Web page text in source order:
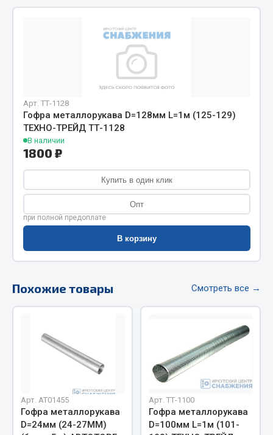
Соединительные элементы
Адаптеры и переходники
Тройники
Трубки, муфты, гайки
Угольники
Фитинги
Штуцеры
Весь раздел
Автомобильный инструмент
Измерительный инструмент
Режущий инструмент
Силовое оборудование
Слесарный инструмент
Столярный инструмент
Показать ещё
Арт. ТТ-1128
Гофра металлорукава D=128мм L=1м (125-129)
ТЕХНО-ТРЕЙД ТТ-1128
В наличии
1800 ₽
Купить в один клик
Опт
при полной предоплате
В корзину
Похожие товары Смотреть все →
Арт. AT01455
Гофра металлорукава
D=24мм (24-27ММ)
Арт. ТТ-1100
Гофра металлорукава
D=100мм L=1м (101-